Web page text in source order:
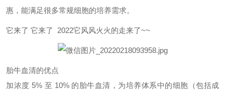
惠，能满足很多常规细胞的培养需求。
它来了 它来了 2022它风风火火的走来了~~
胎牛血清的优点
加浓度 5% 至 10% 的胎牛血清，为培养体系中的细胞（包括成